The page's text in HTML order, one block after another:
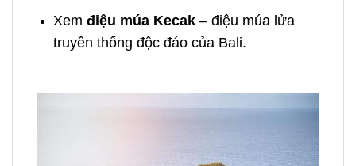
Xem điệu múa Kecak – điệu múa lửa
truyền thống độc đáo của Bali.